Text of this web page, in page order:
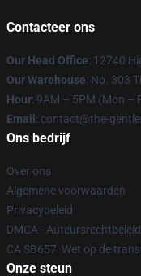
Contacteer ons
Our Head Office: 12740
Our Warehouse: No. 303
Hour: 9AM – 5PM (Mon –
Email : contact@the-
Ons bedrijf
Over ons
Algemene voorwaarden
Privacybeleid
DMCA - Auteursrechtbeleid
CA SB657: Wet op de
Onze steun